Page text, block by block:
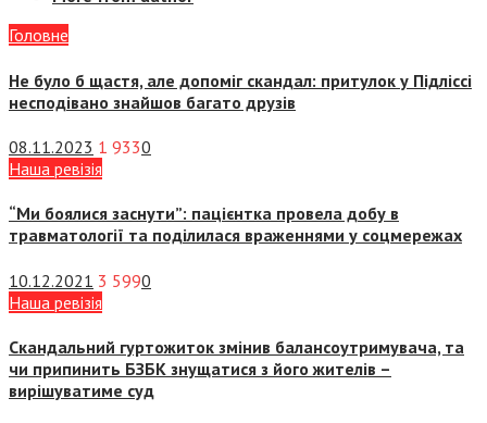
Головне
Не було б щастя, але допоміг скандал: притулок у Підліссі
несподівано знайшов багато друзів
08.11.2023 1 9330
Наша ревізія
“Ми боялися заснути”: пацієнтка провела добу в
травматології та поділилася враженнями у соцмережах
10.12.2021 3 5990
Наша ревізія
Скандальний гуртожиток змінив балансоутримувача, та
чи припинить БЗБК знущатися з його жителів –
вирішуватиме суд